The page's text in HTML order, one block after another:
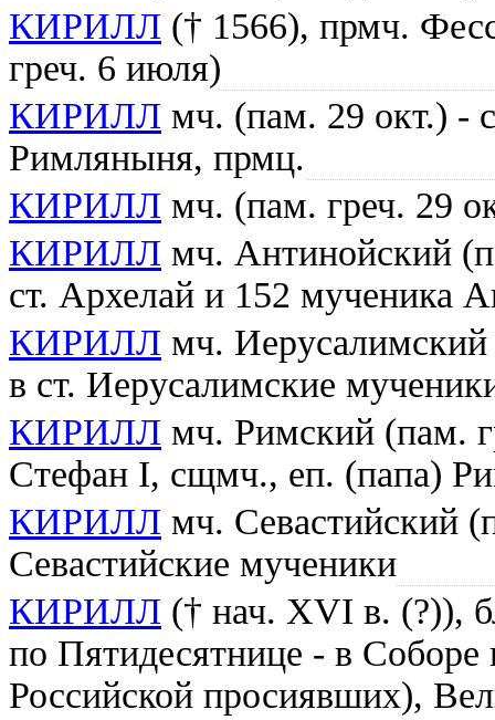
КИРИЛЛ († 1566), прмч.
греч. 6 июля)
КИРИЛЛ мч. (пам. 29 окт.) -
Римляныня, прмц.
КИРИЛЛ мч. (пам. греч. 29
КИРИЛЛ мч. Антинойский
ст. Архелай и 152 мученика
КИРИЛЛ мч. Иерусалимский
в ст. Иерусалимские
КИРИЛЛ мч. Римский (пам.
Стефан I, сщмч., еп. (папа)
КИРИЛЛ мч. Севастийский
Севастийские мученики
КИРИЛЛ († нач. XVI в. (?)),
по Пятидесятнице - в Соборе
Российской просиявших),